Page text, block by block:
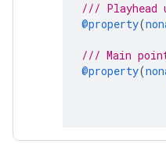
/// Playhead
@property(
/// Main
@property(